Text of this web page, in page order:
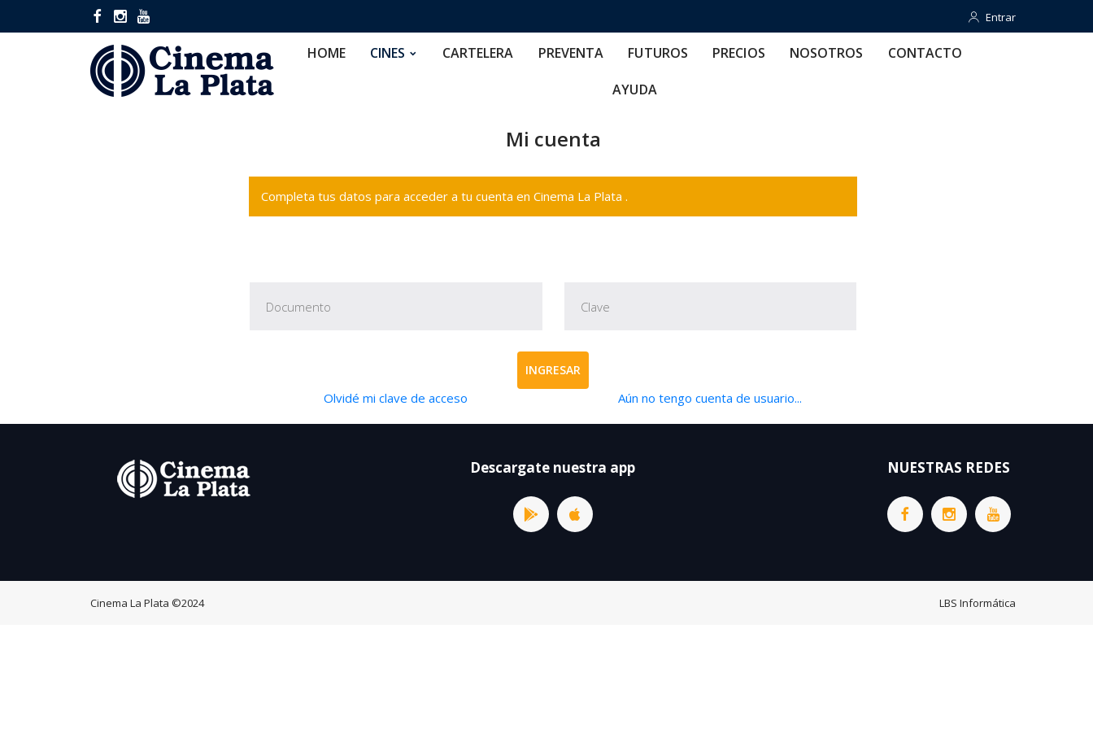
Entrar
Entrar
HOME CINES CARTELERA PREVENTA FUTUROS PRECIOS NOSOTROS CONTACTO
AYUDA
Mi cuenta
Completa tus datos para acceder a tu cuenta en Cinema La Plata .
INGRESAR
Olvidé mi clave de acceso Aún no tengo cuenta de usuario...
Descargate nuestra app NUESTRAS REDES
Cinema La Plata ©2024 LBS Informática